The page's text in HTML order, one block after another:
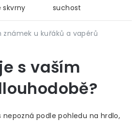
známek u kuřáků a vapérů
suchost
s vaším
nepozná podle pohledu na hrdlo,